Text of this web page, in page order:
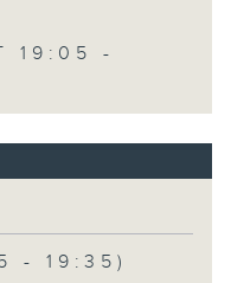
19:05 -
- 19:35)